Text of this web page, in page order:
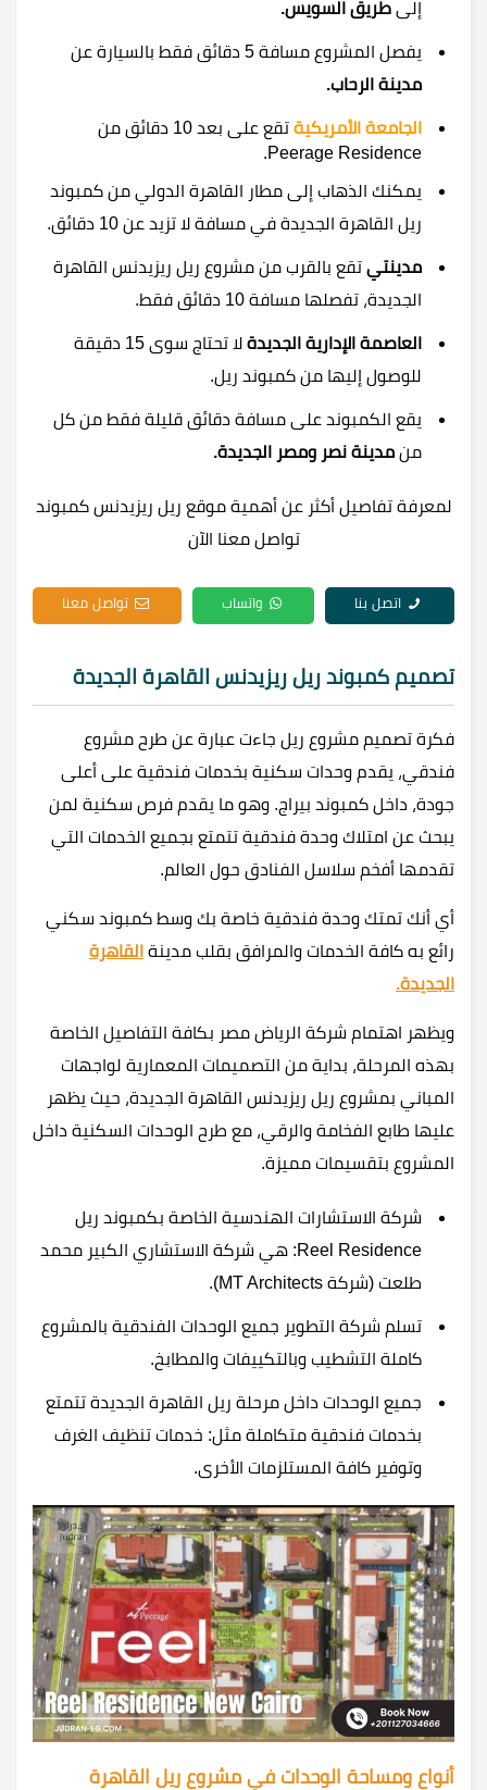
إلى طريق السويس.
يفصل المشروع مسافة 5 دقائق فقط بالسيارة عن
مدينة الرحاب.
الجامعة الأمريكية
تقع على بعد 10 دقائق من
Peerage Residence.
يمكنك الذهاب إلى مطار القاهرة الدولي من كمبوند
ريل القاهرة الجديدة في مسافة لا تزيد عن 10 دقائق.
مدينتي تقع بالقرب من مشروع ريل ريزيدنس القاهرة
الجديدة، تفصلها مسافة 10 دقائق فقط.
العاصمة الإدارية الجديدة
لا تحتاج سوى 15 دقيقة
للوصول إليها من كمبوند ريل.
يقع الكمبوند على مسافة دقائق قليلة فقط من كل
من مدينة نصر ومصر الجديدة.
لمعرفة تفاصيل أكثر عن أهمية موقع ريل ريزيدنس كمبوند
تواصل معنا الآن
اتصل بنا واتساب تواصل معنا
تصميم كمبوند ريل ريزيدنس القاهرة الجديدة
فكرة تصميم مشروع ريل جاءت عبارة عن طرح مشروع
فندقي، يقدم وحدات سكنية بخدمات فندقية على أعلى
جودة، داخل كمبوند بيراج. وهو ما يقدم فرص سكنية لمن
يبحث عن امتلاك وحدة فندقية تتمتع بجميع الخدمات التي
تقدمها أفخم سلاسل الفنادق حول العالم.
أي أنك تمتك وحدة فندقية خاصة بك وسط كمبوند سكني
رائع به كافة الخدمات والمرافق بقلب مدينة القاهرة
الجديدة.
ويظهر اهتمام شركة الرياض مصر بكافة التفاصيل الخاصة
بهذه المرحلة، بداية من التصميمات المعمارية لواجهات
المباني بمشروع ريل ريزيدنس القاهرة الجديدة، حيث يظهر
عليها طابع الفخامة والرقي، مع طرح الوحدات السكنية داخل
المشروع بتقسيمات مميزة.
شركة الاستشارات الهندسية الخاصة بكمبوند ريل
Reel Residence: هي شركة الاستشاري الكبير محمد
طلعت (شركة MT Architects).
تسلم شركة التطوير جميع الوحدات الفندقية بالمشروع
كاملة التشطيب وبالتكييفات والمطابخ.
جميع الوحدات داخل مرحلة ريل القاهرة الجديدة تتمتع
بخدمات فندقية متكاملة مثل: خدمات تنظيف الغرف
وتوفير كافة المستلزمات الأخرى.
أنواع ومساحة الوحدات في مشروع ريل القاهرة